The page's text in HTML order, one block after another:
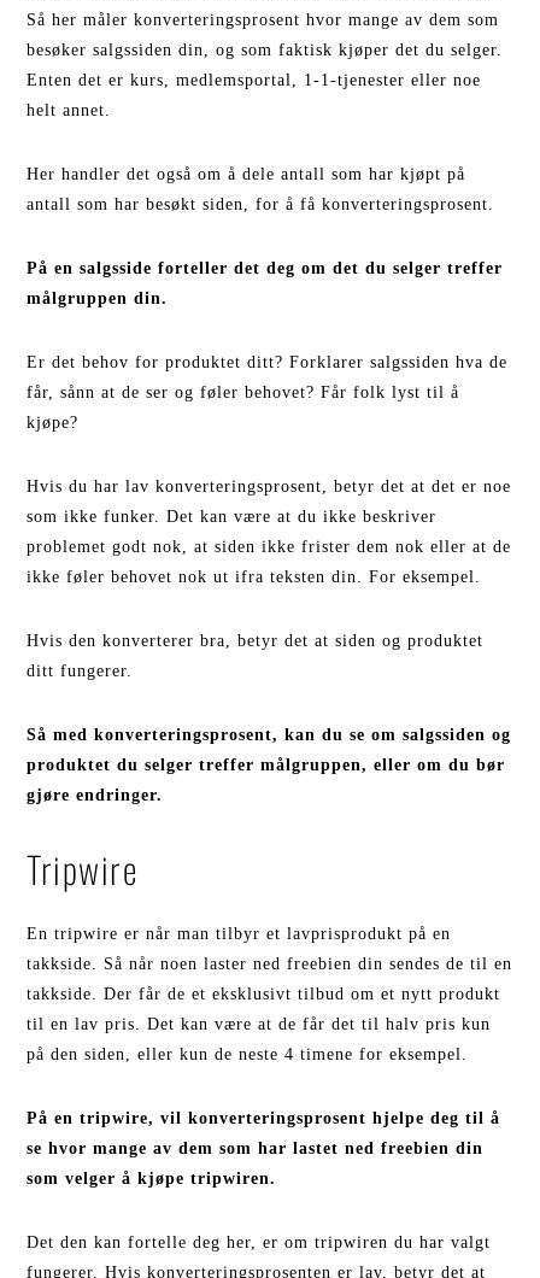
Så her måler konverteringsprosent hvor mange av dem som
besøker salgssiden din, og som faktisk kjøper det du selger.
Enten det er kurs, medlemsportal, 1-1-tjenester eller noe
helt annet.
Her handler det også om å dele antall som har kjøpt på
antall som har besøkt siden, for å få konverteringsprosent.
På en salgsside forteller det deg om det du selger treffer
målgruppen din.
Er det behov for produktet ditt? Forklarer salgssiden hva de
får, sånn at de ser og føler behovet? Får folk lyst til å
kjøpe?
Hvis du har lav konverteringsprosent, betyr det at det er noe
som ikke funker. Det kan være at du ikke beskriver
problemet godt nok, at siden ikke frister dem nok eller at de
ikke føler behovet nok ut ifra teksten din. For eksempel.
Hvis den konverterer bra, betyr det at siden og produktet
ditt fungerer.
Så med konverteringsprosent, kan du se om salgssiden og
produktet du selger treffer målgruppen, eller om du bør
gjøre endringer.
Tripwire
En tripwire er når man tilbyr et lavprisprodukt på en
takkside. Så når noen laster ned freebien din sendes de til en
takkside. Der får de et eksklusivt tilbud om et nytt produkt
til en lav pris. Det kan være at de får det til halv pris kun
på den siden, eller kun de neste 4 timene for eksempel.
På en tripwire, vil konverteringsprosent hjelpe deg til å
se hvor mange av dem som har lastet ned freebien din
som velger å kjøpe tripwiren.
Det den kan fortelle deg her, er om tripwiren du har valgt
fungerer. Hvis konverteringsprosenten er lav, betyr det at